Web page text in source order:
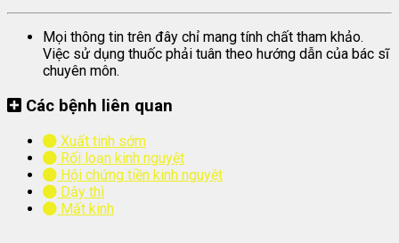
Mọi thông tin trên đây chỉ mang tính chất tham khảo.
Việc sử dụng thuốc phải tuân theo hướng dẫn của bác sĩ
chuyên môn.
Các bệnh liên quan
Xuất tinh sớm
Rối loạn kinh nguyệt
Hội chứng tiền kinh nguyệt
Dậy thì
Mất kinh